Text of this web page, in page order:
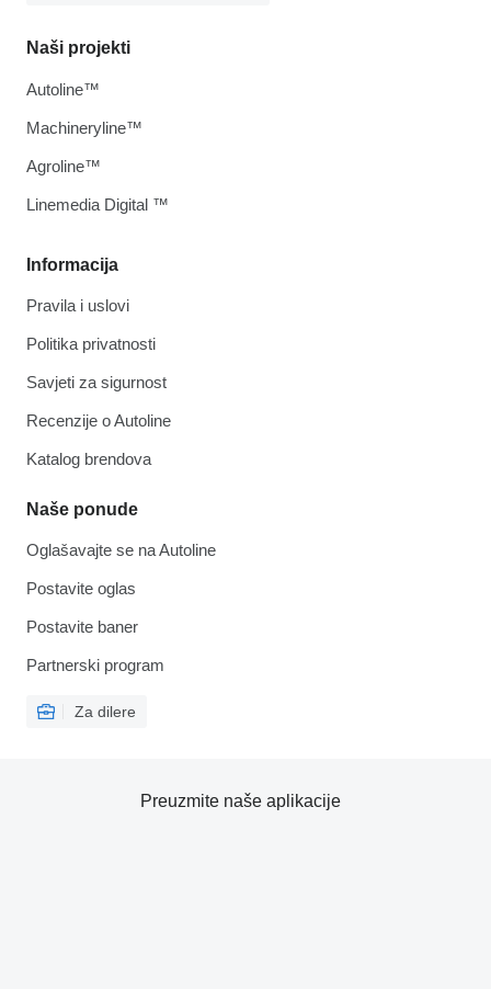
Informacija
Pravila i uslovi
Politika privatnosti
Savjeti za sigurnost
Recenzije o Autoline
Katalog brendova
Naše ponude
Oglašavajte se na Autoline
Postavite oglas
Postavite baner
Partnerski program
Za dilere
Naši projekti
Autoline™
Machineryline™
Agroline™
Linemedia Digital ™
Preuzmite naše aplikacije